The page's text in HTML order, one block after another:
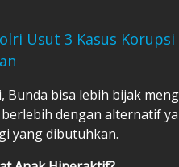
Usut 3 Kasus
Bunda bisa lebih bijak
dengan alternatif
yang dibutuhkan.